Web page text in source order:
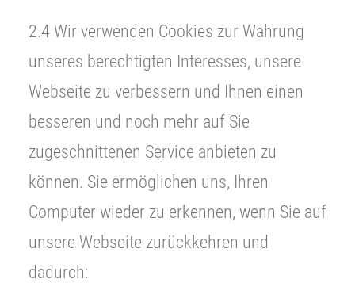
2.4 Wir verwenden Cookies zur Wahrung
unseres berechtigten Interesses, unsere
Webseite zu verbessern und Ihnen einen
besseren und noch mehr auf Sie
zugeschnittenen Service anbieten zu
können. Sie ermöglichen uns, Ihren
Computer wieder zu erkennen, wenn Sie auf
unsere Webseite zurückkehren und
dadurch: